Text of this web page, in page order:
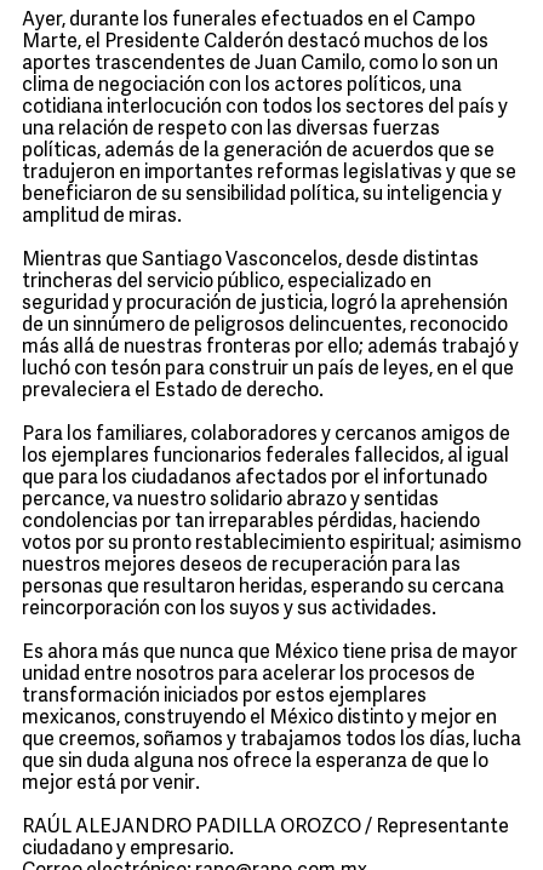
Ayer, durante los funerales efectuados en el Campo
Marte, el Presidente Calderón destacó muchos de los
aportes trascendentes de Juan Camilo, como lo son un
clima de negociación con los actores políticos, una
cotidiana interlocución con todos los sectores del país y
una relación de respeto con las diversas fuerzas
políticas, además de la generación de acuerdos que se
tradujeron en importantes reformas legislativas y que se
beneficiaron de su sensibilidad política, su inteligencia y
amplitud de miras.
Mientras que Santiago Vasconcelos, desde distintas
trincheras del servicio público, especializado en
seguridad y procuración de justicia, logró la aprehensión
de un sinnúmero de peligrosos delincuentes, reconocido
más allá de nuestras fronteras por ello; además trabajó y
luchó con tesón para construir un país de leyes, en el que
prevaleciera el Estado de derecho.
Para los familiares, colaboradores y cercanos amigos de
los ejemplares funcionarios federales fallecidos, al igual
que para los ciudadanos afectados por el infortunado
percance, va nuestro solidario abrazo y sentidas
condolencias por tan irreparables pérdidas, haciendo
votos por su pronto restablecimiento espiritual; asimismo
nuestros mejores deseos de recuperación para las
personas que resultaron heridas, esperando su cercana
reincorporación con los suyos y sus actividades.
Es ahora más que nunca que México tiene prisa de mayor
unidad entre nosotros para acelerar los procesos de
transformación iniciados por estos ejemplares
mexicanos, construyendo el México distinto y mejor en
que creemos, soñamos y trabajamos todos los días, lucha
que sin duda alguna nos ofrece la esperanza de que lo
mejor está por venir.
RAÚL ALEJANDRO PADILLA OROZCO / Representante
ciudadano y empresario.